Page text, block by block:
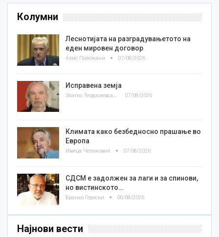
Колумни
Леснотијата на разградувањетото на
еден мировен договор
Азис Положани 07/08/2026
Исправена земја
Златко Теодосиевски 07/08/2026
Климата како безбедносно прашање во
Европа
Ивица Челиковиќ 07/08/2026
СДСМ е задолжен за лаги и за спинови,
но вистинското…
Бранко Героски 06/08/2026
Најнови вести